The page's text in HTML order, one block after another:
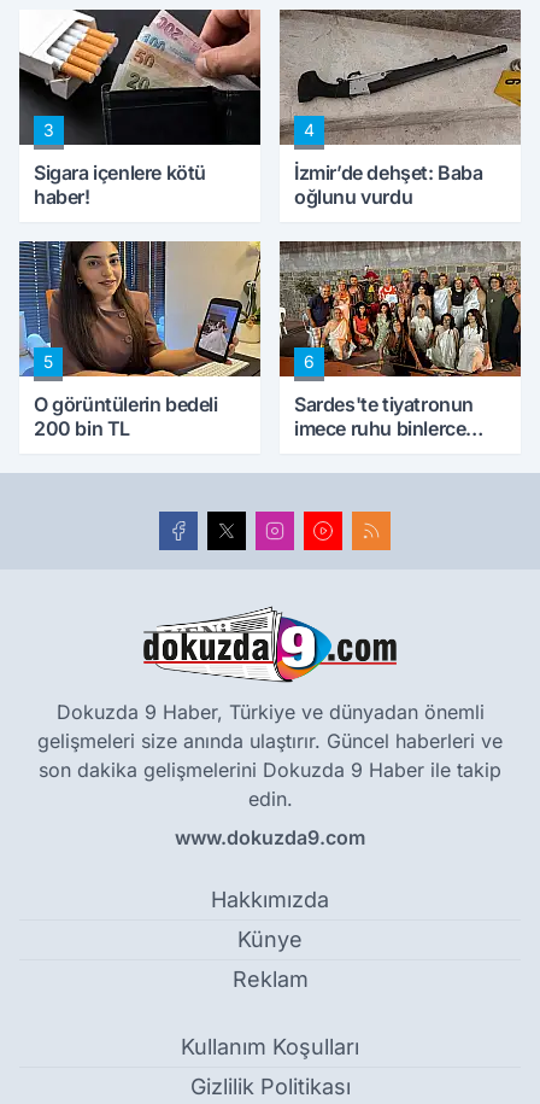
konuştu
peynircilerimizi de
kıskaca aldı, müdahale
ettik'
3
Sigara içenlere kötü
haber!
4
İzmir’de dehşet: Baba
oğlunu vurdu
5
O görüntülerin bedeli
200 bin TL
6
Sardes'te tiyatronun
imece ruhu binlerce
Dokuzda 9 Haber, Türkiye ve dünyadan önemli
gelişmeleri size anında ulaştırır. Güncel haberleri ve
son dakika gelişmelerini Dokuzda 9 Haber ile takip
edin.
www.dokuzda9.com
Hakkımızda
Künye
Reklam
Kullanım Koşulları
Gizlilik Politikası